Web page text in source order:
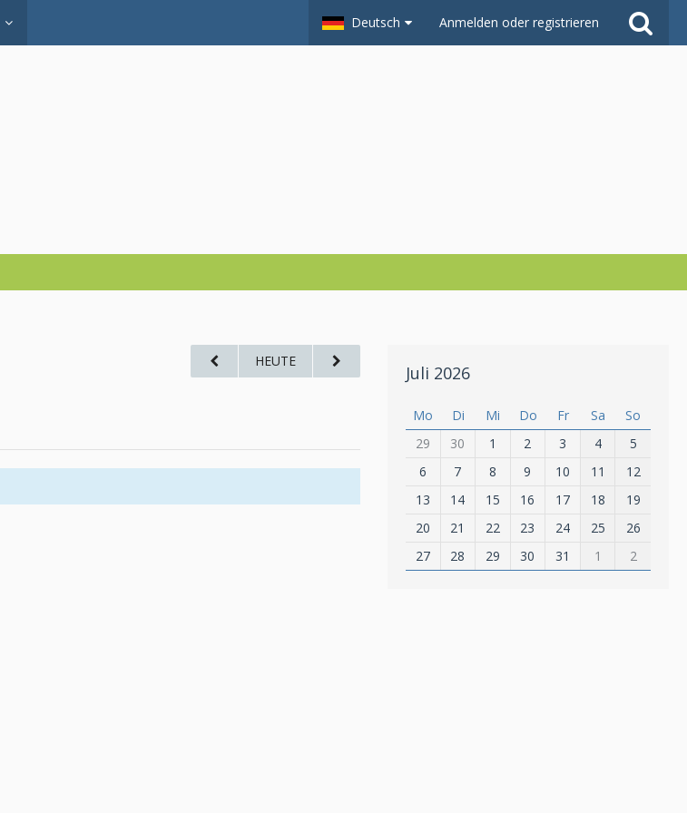
Deutsch Anmelden oder registrieren
HEUTE
Juli 2026
Mo Di Mi Do Fr Sa
So
29
30 1 2 3 4
5
6
7 8 9 10 11
12
13
14 15 16 17 18
19
20
21 22 23 24 25
26
27
28 29 30 31 1 2